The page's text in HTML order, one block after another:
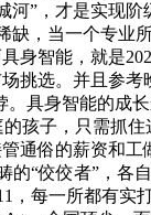
”，才是实现
，当一个专业
身智能，就是
挑选。并且参
具身智能的成
孩子，只需抓
通俗的薪资和
“佼佼者”，各
，每一所都有实